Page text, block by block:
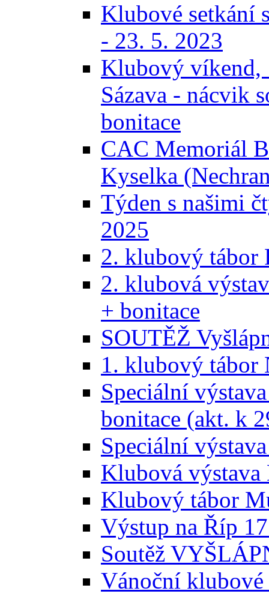
Klubové setkání
- 23. 5. 2023
Klubový víkend,
Sázava - nácvik
bonitace
CAC Memoriál
Kyselka
Týden s našimi
2025
2. klubový tábor
2. klubová
+ bonitace
SOUTĚŽ
1. klubový tábor
Speciální
bonitace (akt. k
Speciální
Klubová
Klubový tábor
Výstup na Říp
Soutěž
Vánoční klubové